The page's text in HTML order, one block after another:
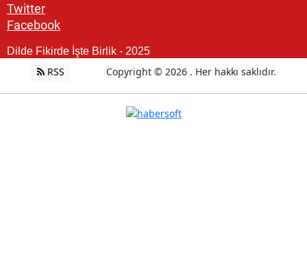
Twitter
Facebook
Dilde Fikirde İşte Birlik - 2025
RSS Copyright © 2026 . Her hakkı saklıdır.